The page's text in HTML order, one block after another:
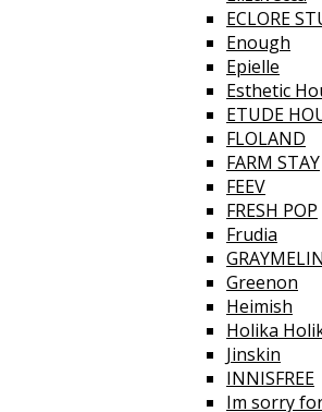
ECLORE
Enough
Epielle
Esthetic
ETUDE
FLOLAND
FARM STAY
FEEV
FRESH POP
Frudia
GRAYMELIN
Greenon
Heimish
Holika
Jinskin
INNISFREE
Im sorry